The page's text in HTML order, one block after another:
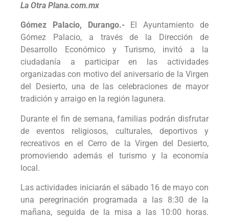
La Otra Plana.com.mx
Gómez Palacio, Durango.-
El Ayuntamiento de
Gómez Palacio, a través de la Dirección de
Desarrollo Económico y Turismo, invitó a la
ciudadanía a participar en las actividades
organizadas con motivo del aniversario de la Virgen
del Desierto, una de las celebraciones de mayor
tradición y arraigo en la región lagunera.
Durante el fin de semana, familias podrán disfrutar
de eventos religiosos, culturales, deportivos y
recreativos en el Cerro de la Virgen del Desierto,
promoviendo además el turismo y la economía
local.
Las actividades iniciarán el sábado 16 de mayo con
una peregrinación programada a las 8:30 de la
mañana, seguida de la misa a las 10:00 horas.